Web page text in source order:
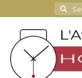
Search
for: